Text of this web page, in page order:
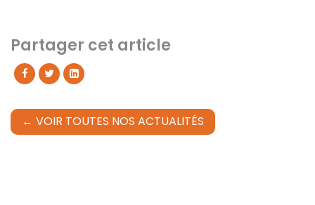
Partager cet article
← VOIR TOUTES NOS ACTUALITÉS